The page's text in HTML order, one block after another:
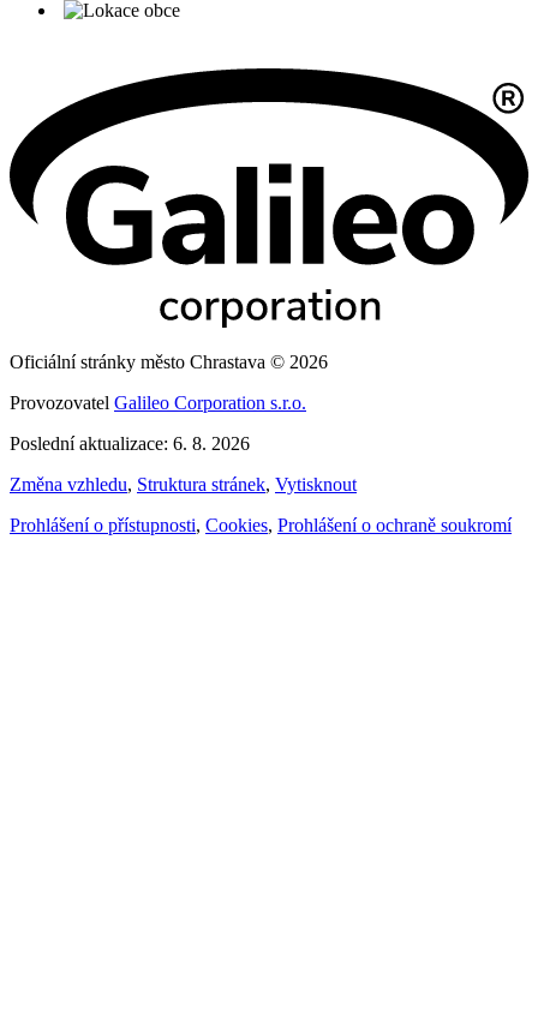
Oficiální stránky město Chrastava © 2026
Provozovatel Galileo Corporation s.r.o.
Poslední aktualizace: 6. 8. 2026
Změna vzhledu, Struktura stránek, Vytisknout
Prohlášení o přístupnosti, Cookies, Prohlášení o ochraně soukromí